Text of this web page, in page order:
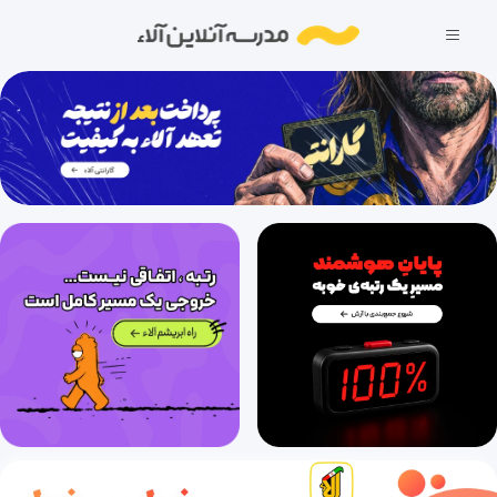
28 دقیقه
درس هفتم (قسمت اول)، علم زندگانی (قسمت اول)
19 دقیقه 1400/08/29
درس هفتم (قسمت دوم)، علم زندگانی (قسمت دوم)
24 دقیقه 1400/08/29
درس هشتم، زندگی همین لحظه‌هاست
39 دقیقه 1400/08/29
درس نهم، نصیحت امام
1400/08/29
درس دهم (قسمت اول)، کلاس ادبیات (قسمت اول)
37 دقیقه